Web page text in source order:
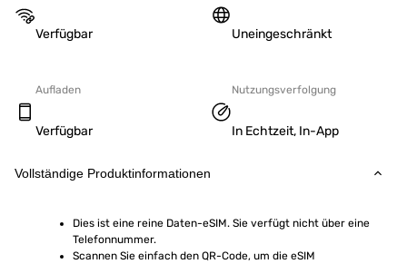
Verfügbar Uneingeschränkt
Aufladen
Verfügbar
Nutzungsverfolgung
In Echtzeit, In-App
Vollständige Produktinformationen
Dies ist eine reine Daten-eSIM. Sie verfügt nicht über eine
Telefonnummer.
Scannen Sie einfach den QR-Code, um die eSIM